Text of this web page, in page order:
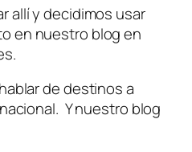
allí y decidimos usar
en nuestro blog en
de destinos a
Y nuestro blog